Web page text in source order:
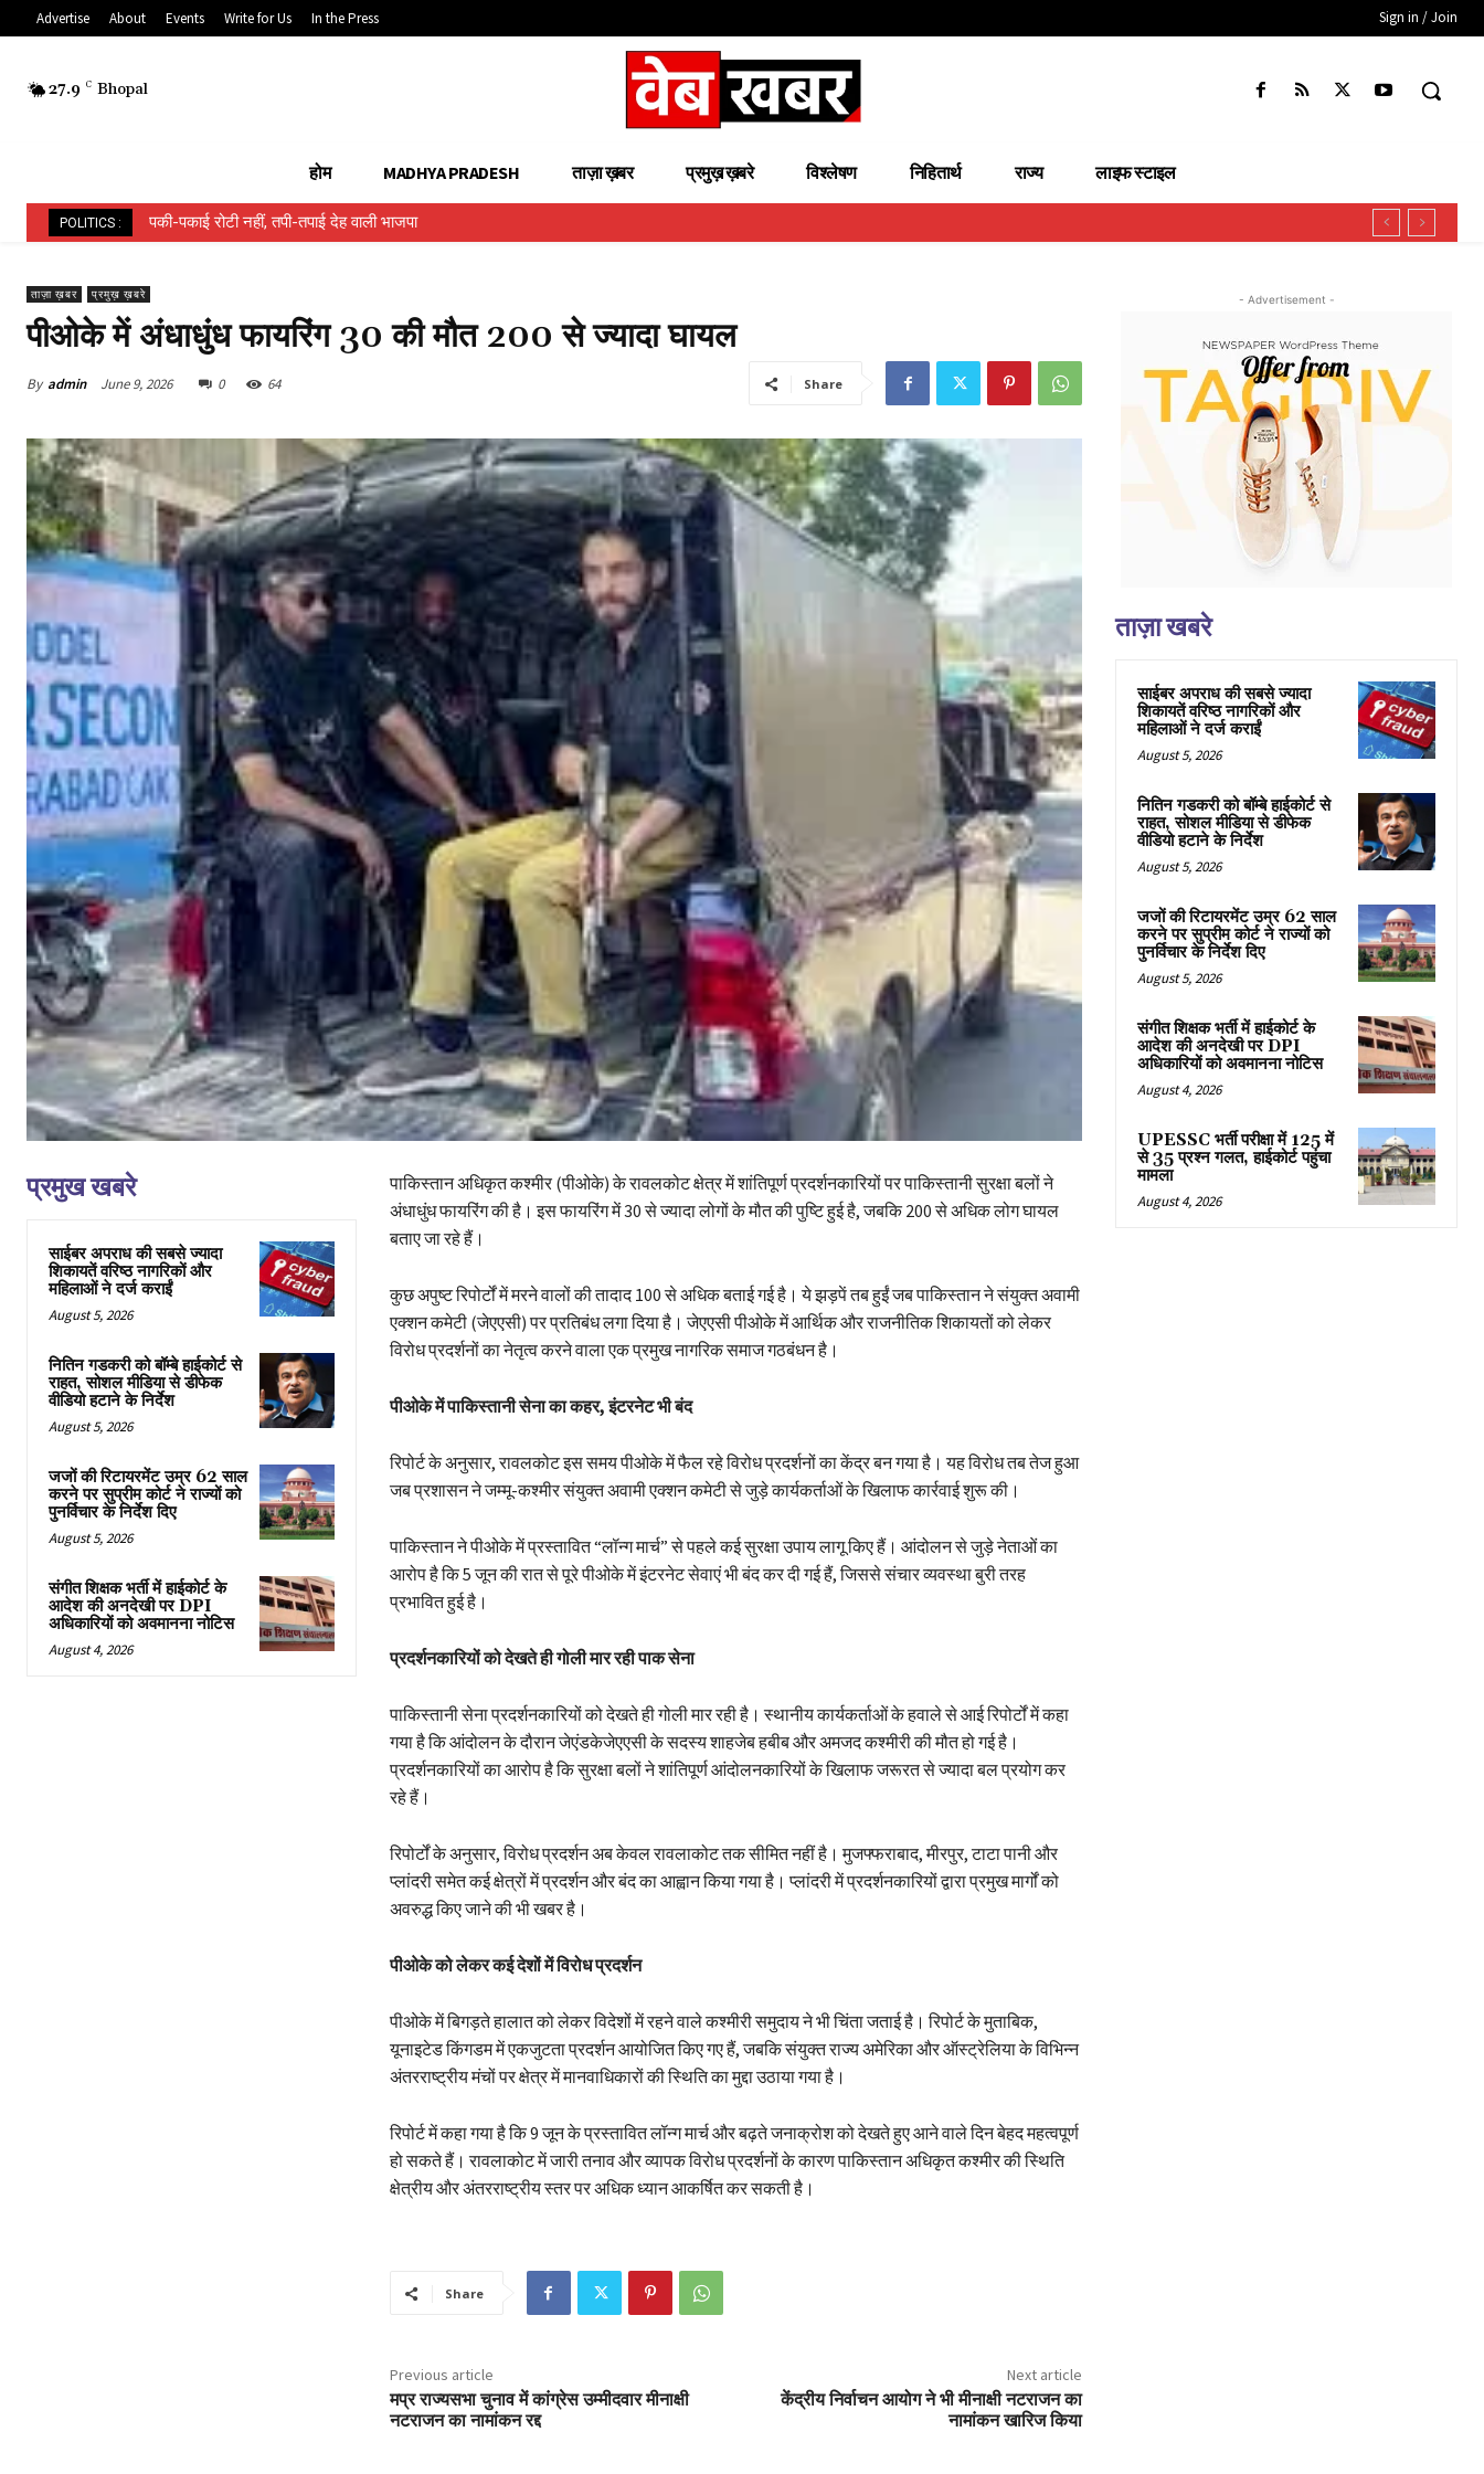
Advertise About Events Write for Us In the Press Sign in / Join
27.9 C Bhopal
होम MADHYA PRADESH ताज़ा ख़बर प्रमुख़ ख़बरे विश्लेषण निहितार्थ राज्य लाइफ स्टाइल
POLITICS : हिन्दू ईवीएम बनाम मुस्लिम ईवीएम…..
ताज़ा ख़बर प्रमुख़ ख़बरे
पीओके में अंधाधुंध फायरिंग 30 की मौत 200 से ज्यादा घायल
By admin June 9, 2026 0 64 Share
प्रमुख खबरे
साईबर अपराध की सबसे ज्यादा
शिकायतें वरिष्ठ नागरिकों और
महिलाओं ने दर्ज कराईं
August 5, 2026
नितिन गडकरी को बॉम्बे हाईकोर्ट से
राहत, सोशल मीडिया से डीफेक
वीडियो हटाने के निर्देश
August 5, 2026
जजों की रिटायरमेंट उम्र 62 साल
करने पर सुप्रीम कोर्ट ने राज्यों को
पुनर्विचार के निर्देश दिए
August 5, 2026
संगीत शिक्षक भर्ती में हाईकोर्ट के
आदेश की अनदेखी पर DPI
अधिकारियों को अवमानना नोटिस
August 4, 2026
पाकिस्तान अधिकृत कश्मीर (पीओके) के रावलकोट क्षेत्र में शांतिपूर्ण प्रदर्शनकारियों पर पाकिस्तानी सुरक्षा बलों ने
अंधाधुंध फायरिंग की है। इस फायरिंग में 30 से ज्यादा लोगों के मौत की पुष्टि हुई है, जबकि 200 से अधिक लोग घायल
बताए जा रहे हैं।
कुछ अपुष्ट रिपोर्टों में मरने वालों की तादाद 100 से अधिक बताई गई है। ये झड़पें तब हुईं जब पाकिस्तान ने संयुक्त अवामी
एक्शन कमेटी (जेएएसी) पर प्रतिबंध लगा दिया है। जेएएसी पीओके में आर्थिक और राजनीतिक शिकायतों को लेकर
विरोध प्रदर्शनों का नेतृत्व करने वाला एक प्रमुख नागरिक समाज गठबंधन है।
पीओके में पाकिस्तानी सेना का कहर,इंटरनेट भी बंद
रिपोर्ट के अनुसार, रावलकोट इस समय पीओके में फैल रहे विरोध प्रदर्शनों का केंद्र बन गया है। यह विरोध तब तेज हुआ
जब प्रशासन ने जम्मू-कश्मीर संयुक्त अवामी एक्शन कमेटी से जुड़े कार्यकर्ताओं के खिलाफ कार्रवाई शुरू की।
पाकिस्तान ने पीओके में प्रस्तावित “लॉन्ग मार्च” से पहले कई सुरक्षा उपाय लागू किए हैं। आंदोलन से जुड़े नेताओं का
आरोप है कि 5 जून की रात से पूरे पीओके में इंटरनेट सेवाएं भी बंद कर दी गई हैं, जिससे संचार व्यवस्था बुरी तरह
प्रभावित हुई है।
प्रदर्शनकारियों को देखते ही गोली मार रही पाक सेना
पाकिस्तानी सेना प्रदर्शनकारियों को देखते ही गोली मार रही है। स्थानीय कार्यकर्ताओं के हवाले से आई रिपोर्टों में कहा
गया है कि आंदोलन के दौरान जेएंडकेजेएएसी के सदस्य शाहजेब हबीब और अमजद कश्मीरी की मौत हो गई है।
प्रदर्शनकारियों का आरोप है कि सुरक्षा बलों ने शांतिपूर्ण आंदोलनकारियों के खिलाफ जरूरत से ज्यादा बल प्रयोग कर
रहे हैं।
रिपोर्टों के अनुसार, विरोध प्रदर्शन अब केवल रावलाकोट तक सीमित नहीं है। मुजफ्फराबाद, मीरपुर, टाटा पानी और
प्लांदरी समेत कई क्षेत्रों में प्रदर्शन और बंद का आह्वान किया गया है। प्लांदरी में प्रदर्शनकारियों द्वारा प्रमुख मार्गों को
अवरुद्ध किए जाने की भी खबर है।
पीओके को लेकर कई देशों में विरोध प्रदर्शन
पीओके में बिगड़ते हालात को लेकर विदेशों में रहने वाले कश्मीरी समुदाय ने भी चिंता जताई है। रिपोर्ट के मुताबिक,
यूनाइटेड किंगडम में एकजुटता प्रदर्शन आयोजित किए गए हैं, जबकि संयुक्त राज्य अमेरिका और ऑस्ट्रेलिया के विभिन्न
अंतरराष्ट्रीय मंचों पर क्षेत्र में मानवाधिकारों की स्थिति का मुद्दा उठाया गया है।
रिपोर्ट में कहा गया है कि 9 जून के प्रस्तावित लॉन्ग मार्च और बढ़ते जनाक्रोश को देखते हुए आने वाले दिन बेहद महत्वपूर्ण
हो सकते हैं। रावलाकोट में जारी तनाव और व्यापक विरोध प्रदर्शनों के कारण पाकिस्तान अधिकृत कश्मीर की स्थिति
क्षेत्रीय और अंतरराष्ट्रीय स्तर पर अधिक ध्यान आकर्षित कर सकती है।
Share
Previous article
मप्र राज्यसभा चुनाव में कांग्रेस उम्मीदवार मीनाक्षी
नटराजन का नामांकन रद्द
Next article
केंद्रीय निर्वाचन आयोग ने भी मीनाक्षी नटराजन का
नामांकन खारिज किया
- Advertisement -
ताज़ा खबरे
साईबर अपराध की सबसे ज्यादा
शिकायतें वरिष्ठ नागरिकों और
महिलाओं ने दर्ज कराईं
August 5, 2026
नितिन गडकरी को बॉम्बे हाईकोर्ट से
राहत, सोशल मीडिया से डीफेक
वीडियो हटाने के निर्देश
August 5, 2026
जजों की रिटायरमेंट उम्र 62 साल
करने पर सुप्रीम कोर्ट ने राज्यों को
पुनर्विचार के निर्देश दिए
August 5, 2026
संगीत शिक्षक भर्ती में हाईकोर्ट के
आदेश की अनदेखी पर DPI
अधिकारियों को अवमानना नोटिस
August 4, 2026
UPESSC भर्ती परीक्षा में 125 में
से 35 प्रश्न गलत, हाईकोर्ट पहुंचा
मामला
August 4, 2026